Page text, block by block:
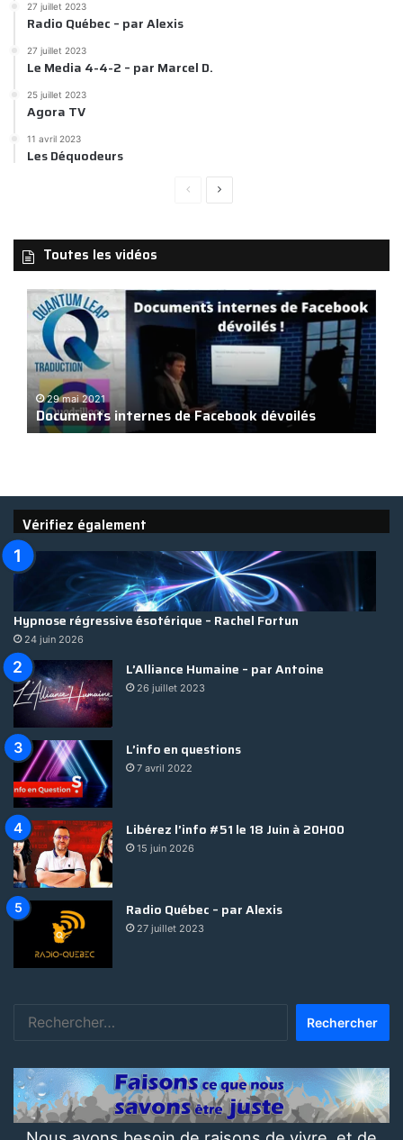
27 juillet 2023
Radio Québec – par Alexis
27 juillet 2023
Le Media 4-4-2 – par Marcel D.
25 juillet 2023
Agora TV
11 avril 2023
Les Déquodeurs
Page
Page
Toutes les vidéos
Documents
internes
Facebook
dévoilés
29 mai 2021
Documents internes de Facebook dévoilés
Macron
!!!
Vérifiez également
Hypnose régressive ésotérique – Rachel Fortun
24 juin 2026
L’Alliance Humaine – par Antoine
26 juillet 2023
L’info en questions
7 avril 2022
Libérez l’info #51 le 18 Juin à 20H00
15 juin 2026
Radio Québec – par Alexis
27 juillet 2023